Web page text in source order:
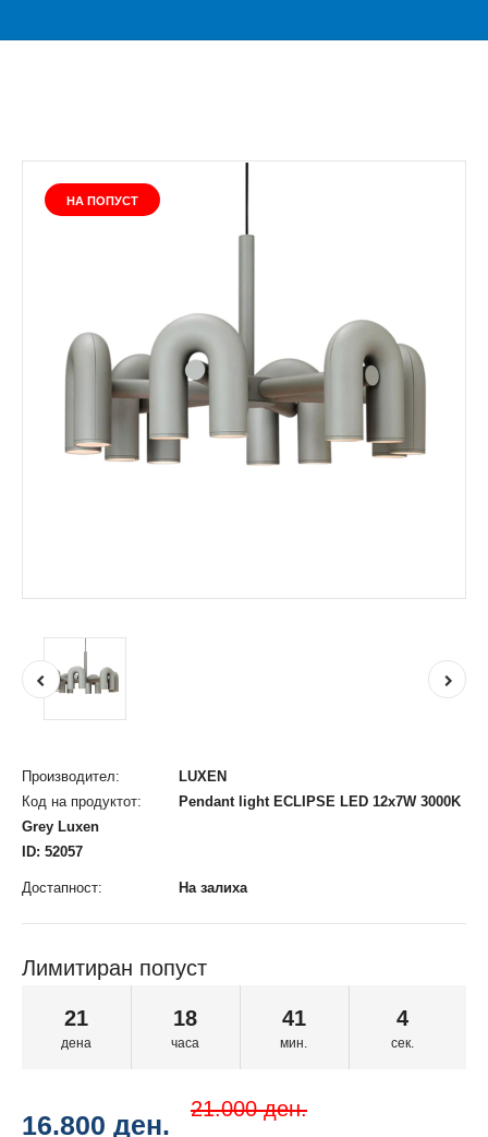
НА ПОПУСТ
Производител:
LUXEN
Код на продуктот:
Pendant light ECLIPSE LED 12x7W 3000K
Grey Luxen
ID: 52057
Достапност: На залиха
Лимитиран попуст
21
дена
18
часа
41
мин.
4
сек.
16.800 ден.
21.000 ден.